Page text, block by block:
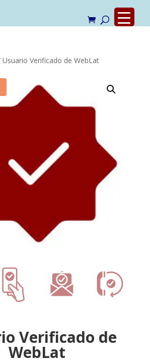
Usuario Verificado de WebLat
Verificado de
WebLat